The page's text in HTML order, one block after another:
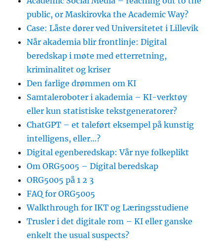
public, or Maskirovka the Academic Way?
Case: Låste dører ved Universitetet i Lillevik
Når akademia blir frontlinje: Digital
beredskap i møte med etterretning,
kriminalitet og kriser
Den farlige drømmen om KI
Samtaleroboter i akademia – KI-verktøy
eller kun statistiske tekstgeneratorer?
ChatGPT – et taleført eksempel på kunstig
intelligens, eller…?
Digital egenberedskap: Vår nye folkeplikt
Om ORG5005 – Digital beredskap
ORG5005 på 1 2 3
FAQ for ORG5005
Walkthrough for IKT og Læringsstudiene
Trusler i det digitale rom – KI eller ganske
enkelt the usual suspects?